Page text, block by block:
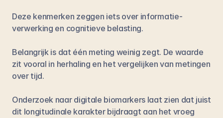
Deze kenmerken zeggen iets over informatie­
verwerking en cognitieve belasting.
Belangrijk is dat één meting weinig zegt. De waarde
zit vooral in herhaling en het vergelijken van metingen
over tijd.
Onderzoek naar digitale biomarkers laat zien dat juist
dit longitudinale karakter bijdraagt aan het vroeg